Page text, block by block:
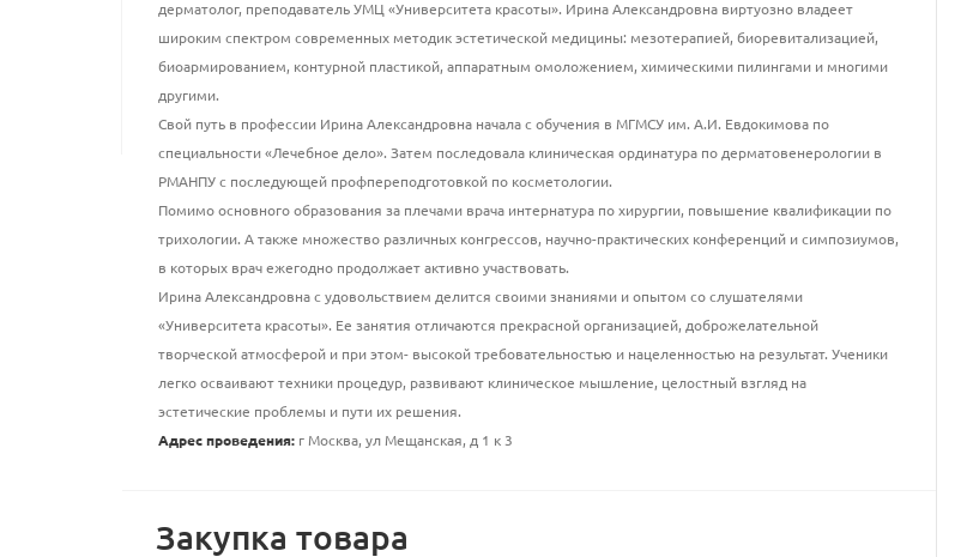
дерматолог, преподаватель УМЦ «Университета красоты». Ирина Александровна виртуозно владеет
широким спектром современных методик эстетической медицины: мезотерапией, биоревитализацией,
биоармированием, контурной пластикой, аппаратным омоложением, химическими пилингами и многими
другими.
Свой путь в профессии Ирина Александровна начала с обучения в МГМСУ им. А.И. Евдокимова по
специальности «Лечебное дело». Затем последовала клиническая ординатура по дерматовенерологии в
РМАНПУ с последующей профпереподготовкой по косметологии.
Помимо основного образования за плечами врача интернатура по хирургии, повышение квалификации по
трихологии. А также множество различных конгрессов, научно-практических конференций и симпозиумов,
в которых врач ежегодно продолжает активно участвовать.
Ирина Александровна с удовольствием делится своими знаниями и опытом со слушателями
«Университета красоты». Ее занятия отличаются прекрасной организацией, доброжелательной
творческой атмосферой и при этом- высокой требовательностью и нацеленностью на результат. Ученики
легко осваивают техники процедур, развивают клиническое мышление, целостный взгляд на
эстетические проблемы и пути их решения.
Адрес проведения:г Москва, ул Мещанская, д 1 к 3
Закупка товара